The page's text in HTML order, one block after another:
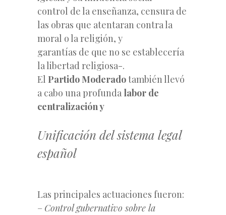
control de la enseñanza, censura de
las obras que atentaran contra la
moral o la religión, y
garantías de que no se establecería
la libertad religiosa-.
El Partido Moderadotambién llevó
a cabo una profunda labor de
centralización y
Unificación del sistema legal
español
Las principales actuaciones fueron:
– Control gubernativo sobre la